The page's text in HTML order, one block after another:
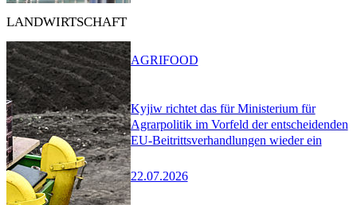
LANDWIRTSCHAFT
Kyjiw richtet das für Ministerium für
Agrarpolitik im Vorfeld der entscheidenden
EU-Beitrittsverhandlungen wieder ein
22.07.2026
AGRIFOOD